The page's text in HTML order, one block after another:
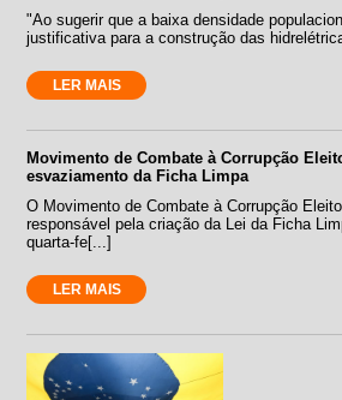
"Ao sugerir que a baixa densidade
justificativa para a construção das
LER MAIS
Movimento de Combate à Corrupção
esvaziamento da Ficha Limpa
O Movimento de Combate à Corrupção
responsável pela criação da Lei da Ficha
quarta-fe[...]
LER MAIS